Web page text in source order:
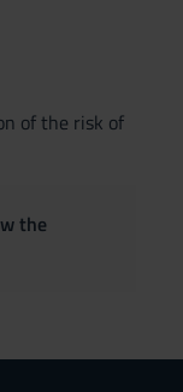
of the risk of
the